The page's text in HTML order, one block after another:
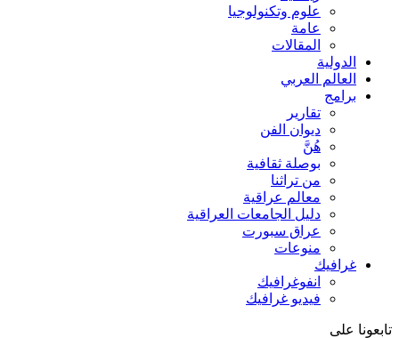
علوم وتكنولوجيا
عامة
المقالات
الدولية
العالم العربي
برامج
تقارير
ديوان الفن
هُنَّ
بوصلة ثقافية
من تراثنا
معالم عراقية
دليل الجامعات العراقية
عراق سبورت
منوعات
غرافيك
انفوغرافيك
فيديو غرافيك
تابعونا على